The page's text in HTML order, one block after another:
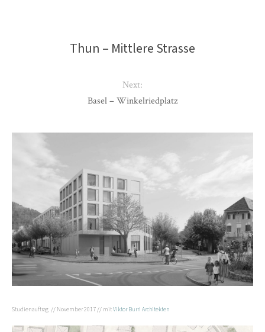
Studienauftrag // November 2017 // mitViktor Burri Architekten
Thun – Mittlere Strasse
Next:
Basel – Winkelriedplatz